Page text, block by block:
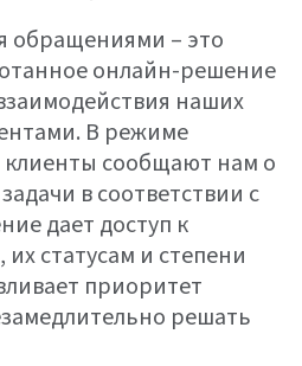
обращениями – это
онлайн-решение
наших
В режиме
сообщают нам о
в соответствии с
дает доступ к
статусам и степени
приоритет
решать